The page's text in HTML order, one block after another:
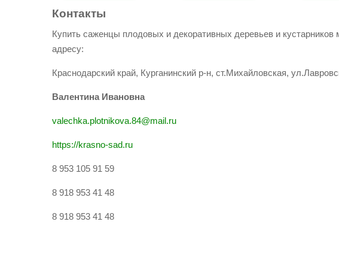
Контакты
Купить саженцы плодовых и декоративных деревьев и кустарников
адресу:
Краснодарский край, Курганинский р-н, ст.Михайловская,
Валентина Ивановна
valechka.plotnikova.84@mail.ru
https://krasno-sad.ru
8 953 105 91 59
8 918 953 41 48
8 918 953 41 48